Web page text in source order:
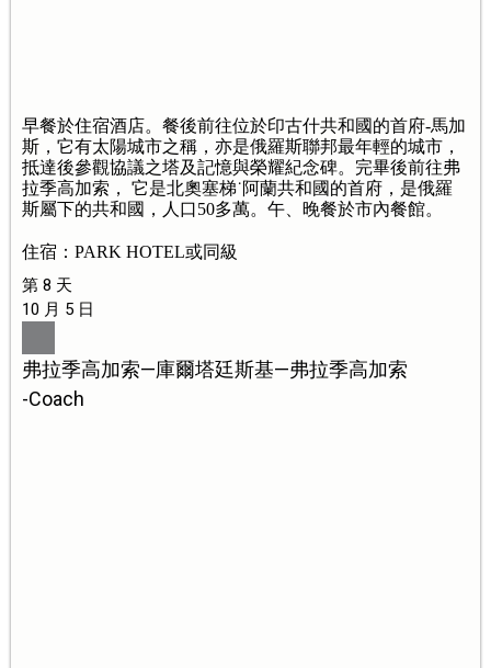
早餐於住宿酒店。餐後前往位於印古什共和國的首府-馬加
斯，它有太陽城市之稱，亦是俄羅斯聯邦最年輕的城市，
抵達後參觀協議之塔及記憶與榮耀紀念碑。完畢後前往弗
拉季高加索， 它是北奧塞梯˙阿蘭共和國的首府，是俄羅
斯屬下的共和國，人口50多萬。午、晚餐於市內餐館。
住宿：PARK HOTEL或同級
第 8 天
10 月 5 日
弗拉季高加索—庫爾塔廷斯基—弗拉季高加索
-Coach